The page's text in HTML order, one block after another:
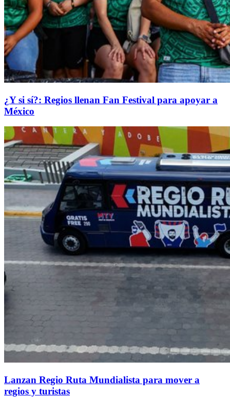
¿Y si sí?: Regios llenan Fan Festival para apoyar a
México
Lanzan Regio Ruta Mundialista para mover a
regios y turistas